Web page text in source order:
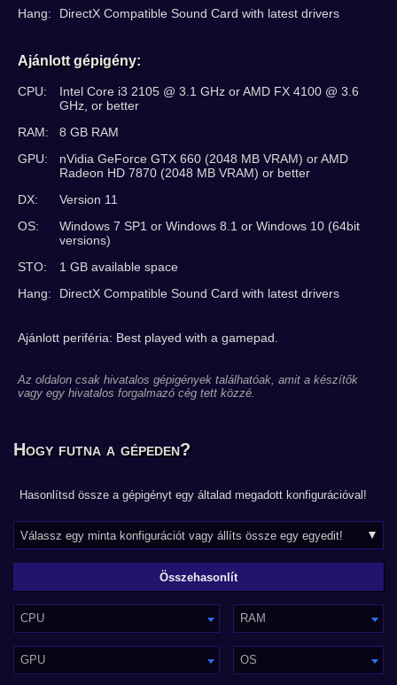
Hang:
DirectX Compatible Sound Card with latest drivers
Ajánlott gépigény:
CPU:
Intel Core i3 2105 @ 3.1 GHz or AMD FX 4100 @ 3.6
GHz, or better
RAM:
8 GB RAM
GPU:
nVidia GeForce GTX 660 (2048 MB VRAM) or AMD
Radeon HD 7870 (2048 MB VRAM) or better
DX:
Version 11
OS:
Windows 7 SP1 or Windows 8.1 or Windows 10 (64bit
versions)
STO:
1 GB available space
Hang:
DirectX Compatible Sound Card with latest drivers
Ajánlott periféria: Best played with a gamepad.
Az oldalon csak hivatalos gépigények találhatóak, amit a készítők
vagy egy hivatalos forgalmazó cég tett közzé.
Hogy futna a gépeden?
Hasonlítsd össze a gépigényt egy általad megadott konfigurációval!
CPU RAM
GPU OS